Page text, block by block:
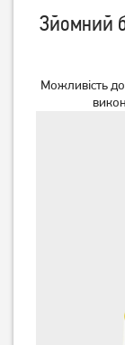
Зйомний
Можливість